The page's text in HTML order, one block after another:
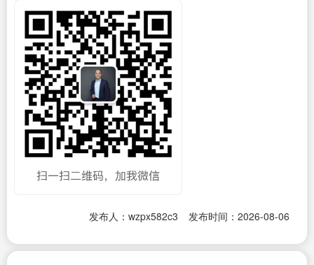
发布人：wzpx582c3 发布时间：2026-08-06